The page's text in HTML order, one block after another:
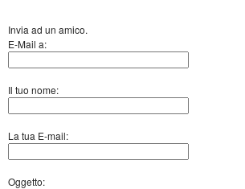
Invia ad un amico.
E-Mail a:
Il tuo nome:
La tua E-mail:
Oggetto: